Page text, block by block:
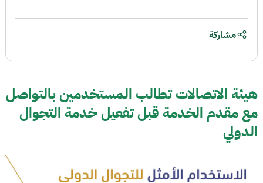
هيئة الاتصالات تطالب المستخدمين بالتواصل
مع مقدم الخدمة قبل تفعيل خدمة التجوال
الدولي
مشاركة